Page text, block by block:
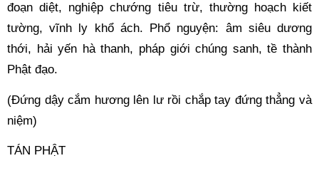
đoạn diệt, nghiệp chướng tiêu trừ, thường hoạch kiết
tường, vĩnh ly khổ ách. Phổ nguyện: âm siêu dương
thới, hải yến hà thanh, pháp giới chúng sanh, tề thành
Phật đạo.
(Đứng dậy cắm hương lên lư rồi chắp tay đứng thẳng và
niệm)
TÁN PHẬT